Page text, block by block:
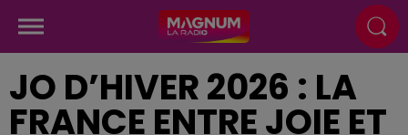
JO D’HIVER 2026 : LA
FRANCE ENTRE JOIE ET